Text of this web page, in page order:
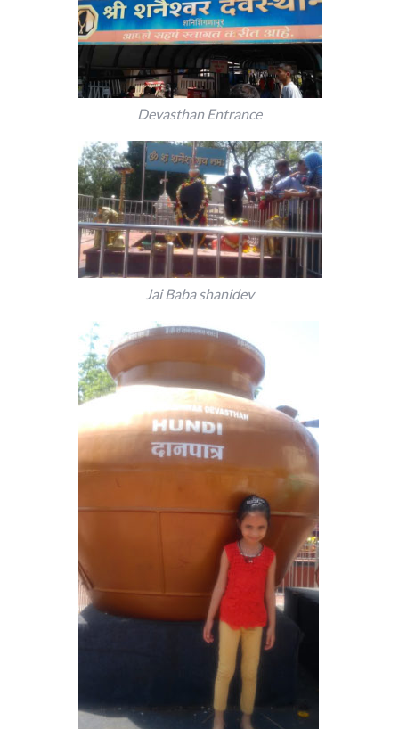
Devasthan Entrance
Jai Baba shanidev